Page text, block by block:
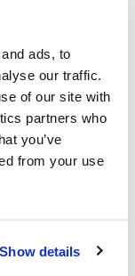
ads, to
our traffic.
of our site with
partners who
you’ve
from your use
Show details